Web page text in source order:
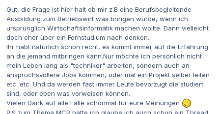
Gut, die Frage ist hier halt ob mir z.B eine Berufsbegleitende
Ausbildung zum Betriebswirt was bringen würde, wenn ich
ursprünglich Wirtschaftsinformatik machen wollte. Dann vielleicht
doch eher über ein Fernstudium nach denken.
Ihr habt natürlich schon recht, es kommt immer auf die Erfahrung
an die jemand mitbringen kann.Nur möchte ich persönlich nicht
mein Leben lang als "techniker" arbeiten, sondern auch an
anspruchsvollere Jobs kommen, oder mal ein Projekt selber leiten
etc. etc. Und da werden fast immer Leute bevorzugt die studiert
sind, oder eben was vorweisen können.
Vielen Dank auf alle Fälle schonmal für eure Meinungen
P.S zum Thema MCP hatte ich glaube ich auch schon ein Thread